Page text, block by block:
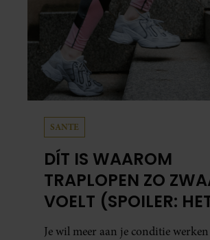
SANTE
DÍT IS WAAROM
TRAPLOPEN ZO
VOELT (SPOILER:
NIET AAN JE
Je wil meer aan je conditie